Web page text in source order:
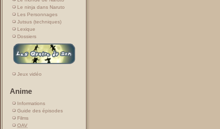
Le ninja dans Naruto
Les Personnages
Jutsus (techniques)
Lexique
Dossiers
Jeux vidéo
Anime
Informations
Guide des épisodes
Films
OAV